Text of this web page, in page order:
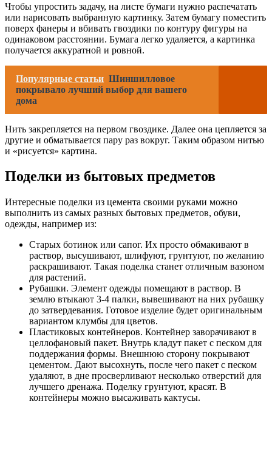
Чтобы упростить задачу, на листе бумаги нужно распечатать
или нарисовать выбранную картинку. Затем бумагу поместить
поверх фанеры и вбивать гвоздики по контуру фигуры на
одинаковом расстоянии. Бумага легко удаляется, а картинка
получается аккуратной и ровной.
Популярные статьи Шиншилловое
покрывало лучший выбор для вашего
дома
Нить закрепляется на первом гвоздике. Далее она цепляется за
другие и обматывается пару раз вокруг. Таким образом нитью
и «рисуется» картина.
Поделки из бытовых предметов
Интересные поделки из цемента своими руками можно
выполнить из самых разных бытовых предметов, обуви,
одежды, например из:
Старых ботинок или сапог. Их просто обмакивают в
раствор, высушивают, шлифуют, грунтуют, по желанию
раскрашивают. Такая поделка станет отличным вазоном
для растений.
Рубашки. Элемент одежды помещают в раствор. В
землю втыкают 3-4 палки, вывешивают на них рубашку
до затвердевания. Готовое изделие будет оригинальным
вариантом клумбы для цветов.
Пластиковых контейнеров. Контейнер заворачивают в
целлофановый пакет. Внутрь кладут пакет с песком для
поддержания формы. Внешнюю сторону покрывают
цементом. Дают высохнуть, после чего пакет с песком
удаляют, в дне просверливают несколько отверстий для
лучшего дренажа. Поделку грунтуют, красят. В
контейнеры можно высаживать кактусы.